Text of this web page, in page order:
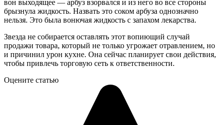
вон выходящее — арбуз взорвался и из него во все стороны
брызнула жидкость. Назвать это соком арбуза однозначно
нельзя. Это была вонючая жидкость с запахом лекарства.
Звезда не собирается оставлять этот вопиющий случай
продажи товара, который не только угрожает отравлением, но
и причинил урон кухне. Она сейчас планирует свои действия,
чтобы привлечь торговую сеть к ответственности.
Оцените статью